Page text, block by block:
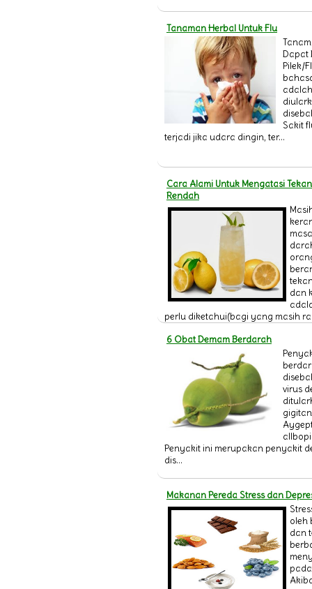
Tanaman Herbal Untuk Flu
Dapat
Pilek/
Sakit
terjadi jika udara dingin, ter...
Cara Alami Untuk Mengatasi
Rendah
dan
perlu diketahui(bagi yang masih
6 Obat Demam Berdarah
virus
Penyakit ini merupakan penyakit
dis...
Makanan Pereda Stress dan
oleh
dan